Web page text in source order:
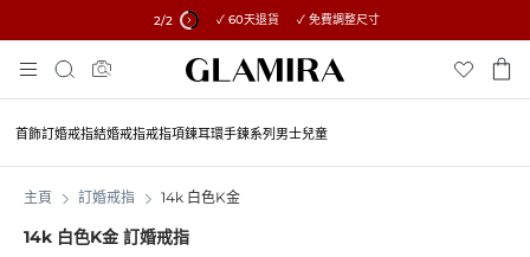
2/2 所有訂單15%優惠 →
✓ 60天退貨 ✓ 免費調整尺寸
To
Content
搜
首飾訂婚戒指結婚戒指戒指項鍊耳環手鍊系列 男士兒童
主頁 訂婚戒指 14k 白色K金
14k 白色K金 訂婚戒指